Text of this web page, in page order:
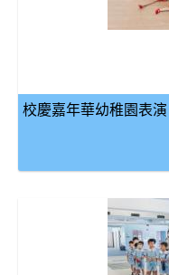
校慶嘉年華幼稚園表演